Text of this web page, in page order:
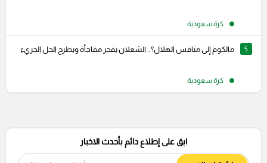
كرة سعودية
5 مالكوم إلى منافس الهلال؟.. الشعلان يفجر مفاجأة ويطرح الحل الجريء
كرة سعودية
ابق على إطلاع دائم بأحدث الاخبار